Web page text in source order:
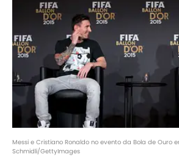
Messi e Cristiano Ronaldo no evento da Bola de Ouro
Schmidli/GettyImages